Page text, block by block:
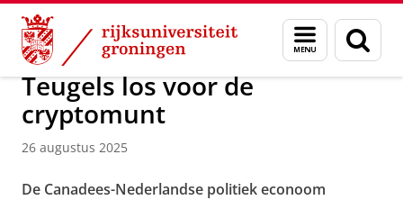
Skip
Content
Skip
Navigation
Menu
en
zoeken
Over ons Actueel Nieuws Nieuwsberichten
Teugels los voor de
cryptomunt
26 augustus 2025
De Canadees-Nederlandse politiek econoom